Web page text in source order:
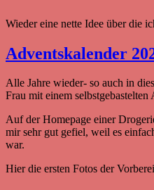
Wieder eine nette Idee über die
Adventskalender
Alle Jahre wieder- so auch in
Frau mit einem selbstgebastelten
Auf der Homepage einer
mir sehr gut gefiel, weil es
war.
Hier die ersten Fotos der